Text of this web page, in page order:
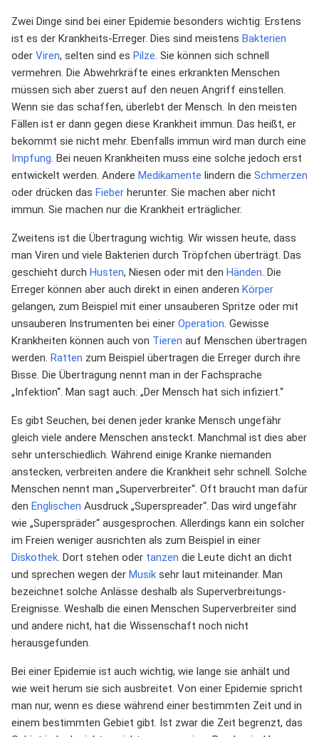
Zwei Dinge sind bei einer Epidemie besonders wichtig: Erstens
ist es der Krankheits-Erreger. Dies sind meistens Bakterien
oder Viren, selten sind es Pilze. Sie können sich schnell
vermehren. Die Abwehrkräfte eines erkrankten Menschen
müssen sich aber zuerst auf den neuen Angriff einstellen.
Wenn sie das schaffen, überlebt der Mensch. In den meisten
Fällen ist er dann gegen diese Krankheit immun. Das heißt, er
bekommt sie nicht mehr. Ebenfalls immun wird man durch eine
Impfung. Bei neuen Krankheiten muss eine solche jedoch erst
entwickelt werden. Andere Medikamente lindern die Schmerzen
oder drücken das Fieber herunter. Sie machen aber nicht
immun. Sie machen nur die Krankheit erträglicher.
Zweitens ist die Übertragung wichtig. Wir wissen heute, dass
man Viren und viele Bakterien durch Tröpfchen überträgt. Das
geschieht durch Husten, Niesen oder mit den Händen. Die
Erreger können aber auch direkt in einen anderen Körper
gelangen, zum Beispiel mit einer unsauberen Spritze oder mit
unsauberen Instrumenten bei einer Operation. Gewisse
Krankheiten können auch von Tieren auf Menschen übertragen
werden. Ratten zum Beispiel übertragen die Erreger durch ihre
Bisse. Die Übertragung nennt man in der Fachsprache
„Infektion“. Man sagt auch: „Der Mensch hat sich infiziert.“
Es gibt Seuchen, bei denen jeder kranke Mensch ungefähr
gleich viele andere Menschen ansteckt. Manchmal ist dies aber
sehr unterschiedlich. Während einige Kranke niemanden
anstecken, verbreiten andere die Krankheit sehr schnell. Solche
Menschen nennt man „Superverbreiter“. Oft braucht man dafür
den Englischen Ausdruck „Superspreader“. Das wird ungefähr
wie „Superspräder“ ausgesprochen. Allerdings kann ein solcher
im Freien weniger ausrichten als zum Beispiel in einer
Diskothek. Dort stehen oder tanzen die Leute dicht an dicht
und sprechen wegen der Musik sehr laut miteinander. Man
bezeichnet solche Anlässe deshalb als Superverbreitungs-
Ereignisse. Weshalb die einen Menschen Superverbreiter sind
und andere nicht, hat die Wissenschaft noch nicht
herausgefunden.
Bei einer Epidemie ist auch wichtig, wie lange sie anhält und
wie weit herum sie sich ausbreitet. Von einer Epidemie spricht
man nur, wenn es diese während einer bestimmten Zeit und in
einem bestimmten Gebiet gibt. Ist zwar die Zeit begrenzt, das